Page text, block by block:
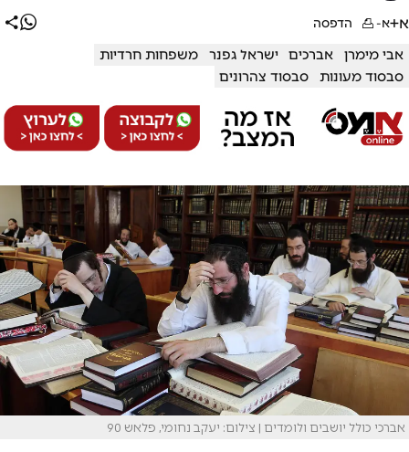
א+א- הדפסה
אבי מימרן אברכים ישראל גפנר
משפחות חרדיות
סבסוד מעונות
סבסוד צהרונים
אברכי כולל יושבים ולומדים | צילום: יעקב נחומי, פלאש 90